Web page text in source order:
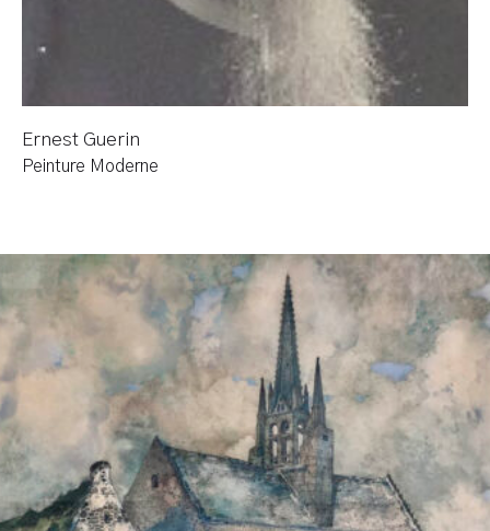
Ernest Guerin
Peinture Moderne